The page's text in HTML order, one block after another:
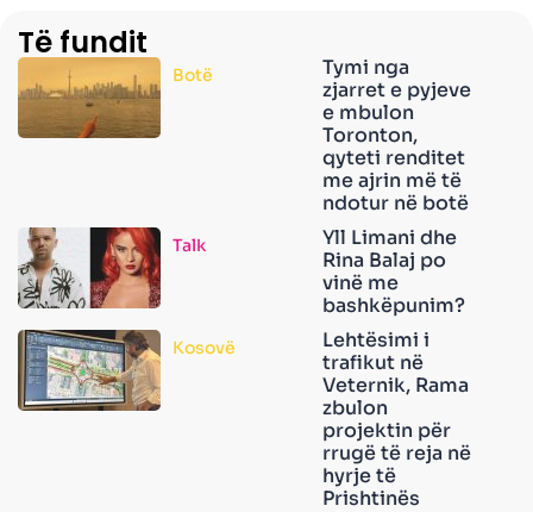
Të fundit
Botë
Tymi nga
zjarret e pyjeve
e mbulon
Toronton,
qyteti renditet
me ajrin më të
ndotur në botë
Talk
Yll Limani dhe
Rina Balaj po
vinë me
bashkëpunim?
Kosovë
Lehtësimi i
trafikut në
Veternik, Rama
zbulon
projektin për
rrugë të reja në
hyrje të
Prishtinës